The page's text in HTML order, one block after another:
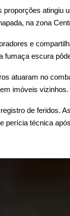
proporções atingiu
na zona
e
fumaça escura
atuaram no
imóveis vizinhos.
de feridos.
perícia técnica